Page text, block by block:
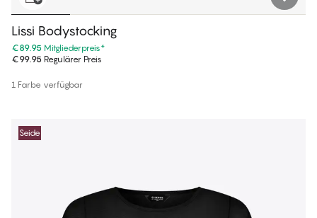
Lissi Bodystocking
€89.95 Mitgliederpreis*
€99.95 Regulärer Preis
1 Farbe verfügbar
Seide